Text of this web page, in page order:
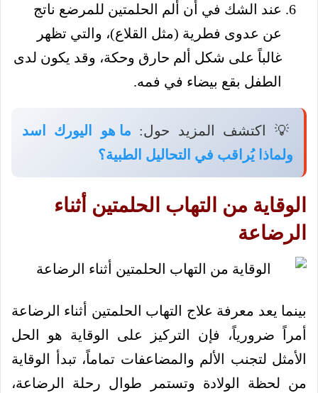
عند الشك في أن ألم الحلمتين للمرضع ناتج
عن عدوى فطرية (مثل القلاع)، والتي تظهر
غالباً على شكل ألم حارق وحكة، وقد يكون لدى
الطفل بقع بيضاء في فمه.
💡 اكتشف المزيد حول: ما هو اليورك اسد
ولماذا يُراقب في التحاليل الطبية؟
الوقاية من التهاب الحلمتين أثناء
الرضاعة
بينما يعد معرفة علاج التهاب الحلمتين أثناء الرضاعة
أمراً ضرورياً، فإن التركيز على الوقاية هو الحل
الأمثل لتجنب الألم والمضاعفات تماماً، تبدأ الوقاية
من لحظة الولادة وتستمر طوال رحلة الرضاعة،